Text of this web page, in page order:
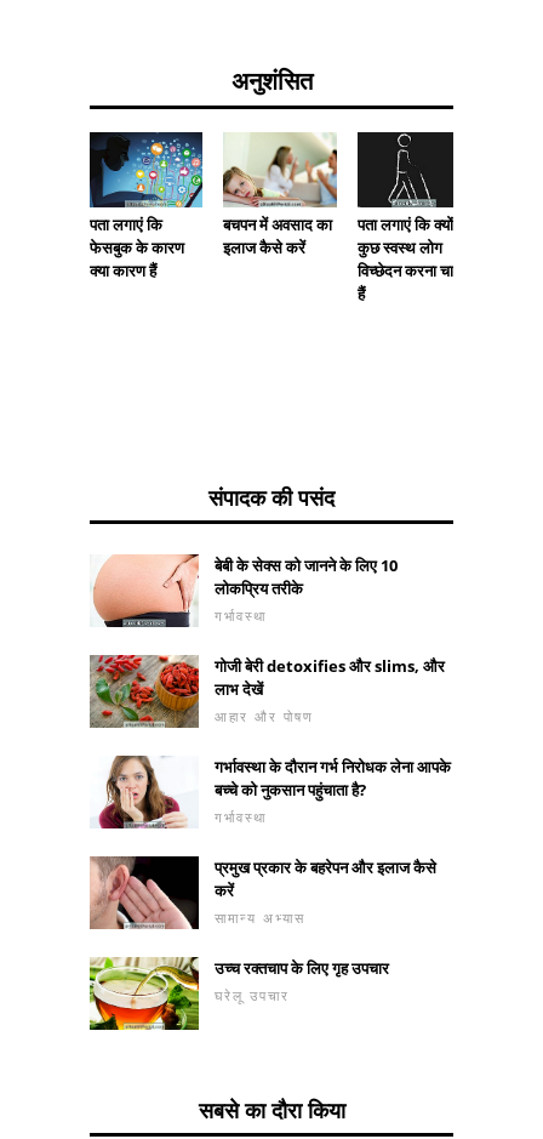
अनुशंसित
पता लगाएं कि
फेसबुक के कारण
क्या कारण हैं
बचपन में अवसाद का
इलाज कैसे करें
पता लगाएं कि क्यों
कुछ स्वस्थ लोग
विच्छेदन करना चाहते
हैं
संपादक की पसंद
बेबी के सेक्स को जानने के लिए 10
लोकप्रिय तरीके
गर्भावस्था
गोजी बेरी detoxifies और slims, और
लाभ देखें
आहार और पोषण
गर्भावस्था के दौरान गर्भ निरोधक लेना आपके
बच्चे को नुकसान पहुंचाता है?
गर्भावस्था
प्रमुख प्रकार के बहरेपन और इलाज कैसे
करें
सामान्य अभ्यास
उच्च रक्तचाप के लिए गृह उपचार
घरेलू उपचार
सबसे का दौरा किया